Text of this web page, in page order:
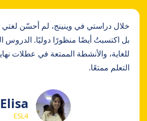
خلال دراستي في وينينج، لم أحسّن لغتي
بل اكتسبتُ أيضًا منظورًا دوليًا. الدروس
للغاية، والأنشطة الممتعة في عطلات
التعلم ممتعًا.
Elisa
ESL4